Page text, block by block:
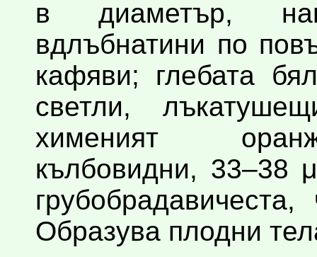
в диаметър,
вдлъбнатини по
кафяви; глебата
светли,
хименият
кълбовидни, 33–38
Образува плодни